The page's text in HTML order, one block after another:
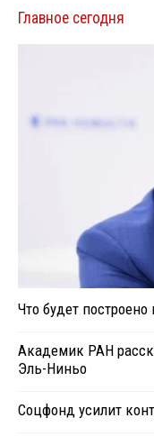
Главное сегодня
Что будет
Академик РАН
Эль-Ниньо
Соцфонд усилит